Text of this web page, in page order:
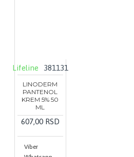
Lifeline 381131
LINODERM
PANTENOL
KREM 5% 50
ML
607,00 RSD
Viber